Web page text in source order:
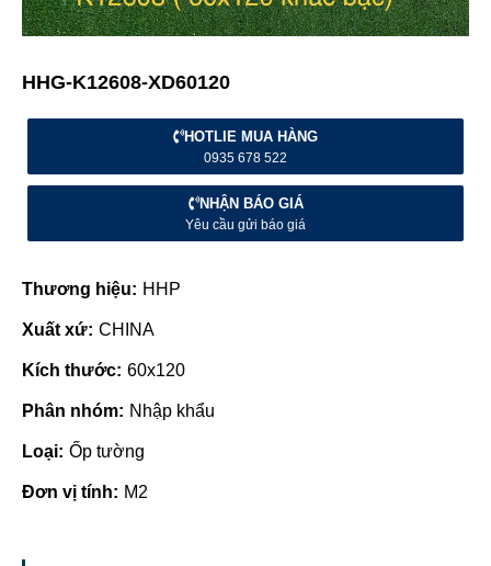
HHG-K12608-XD60120
HOTLIE MUA HÀNG
0935 678 522
NHẬN BÁO GIÁ
Yêu cầu gửi báo giá
Thương hiệu: HHP
Xuất xứ: CHINA
Kích thước: 60x120
Phân nhóm: Nhập khẩu
Loại: Ốp tường
Đơn vị tính: M2